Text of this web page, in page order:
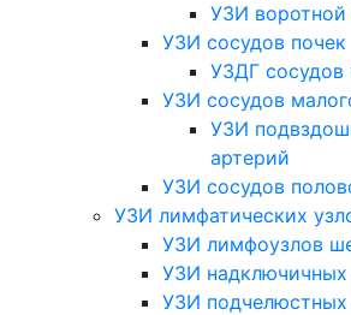
УЗИ воротной
УЗИ сосудов почек
УЗДГ сосудов
УЗИ сосудов
УЗИ
артерий
УЗИ сосудов
УЗИ лимфатических
УЗИ лимфоузлов
УЗИ
УЗИ